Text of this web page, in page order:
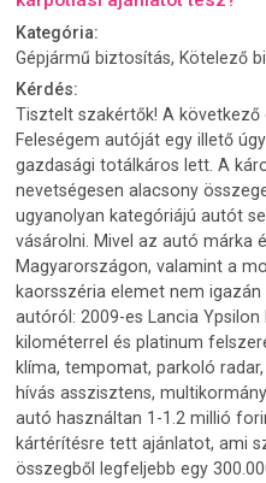
Kategória:
Gépjármű biztosítás, Kötelező
Kérdés:
Tisztelt szakértők! A
Feleségem autóját egy illető
gazdasági totálkáros lett. A
nevetségesen alacsony
ugyanolyan kategóriájú autót
vásárolni. Mivel az autó márka
Magyarországon, valamint a
kaorsszéria elemet nem
autóról: 2009-es Lancia
kilométerrel és platinum
klíma, tempomat, parkoló
hívás asszisztens,
autó használtan 1-1.2 millió
kártérítésre tett ajánlatot, ami
összegből legfeljebb egy